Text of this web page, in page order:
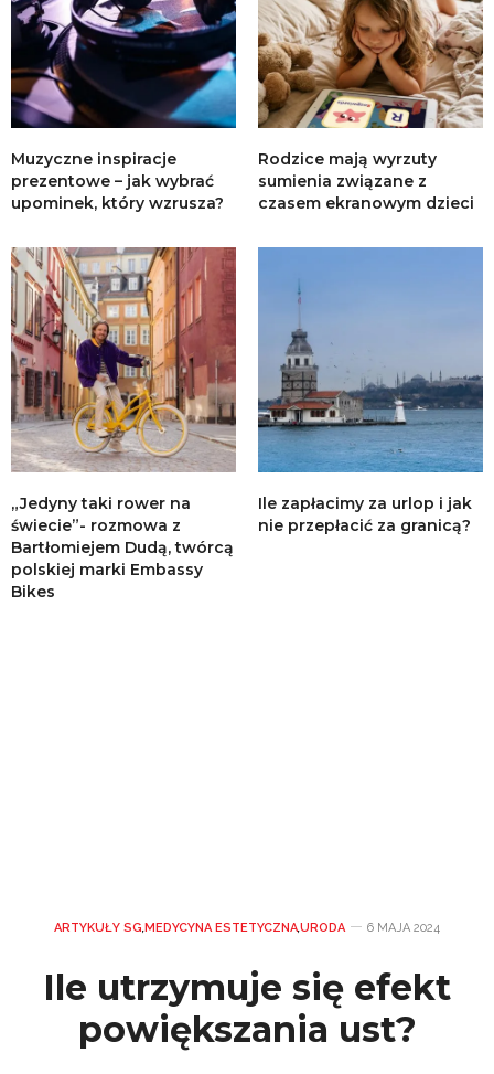
Muzyczne inspiracje
prezentowe – jak wybrać
upominek, który wzrusza?
Rodzice mają wyrzuty
sumienia związane z
czasem ekranowym dzieci
„Jedyny taki rower na
świecie”- rozmowa z
Bartłomiejem Dudą, twórcą
polskiej marki Embassy
Bikes
Ile zapłacimy za urlop i jak
nie przepłacić za granicą?
ARTYKUŁY SG,MEDYCYNA ESTETYCZNA,URODA 6 MAJA 2024
Ile utrzymuje się efekt
powiększania ust?